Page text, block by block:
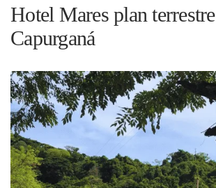
Hotel Mares plan terrestre
Capurganá